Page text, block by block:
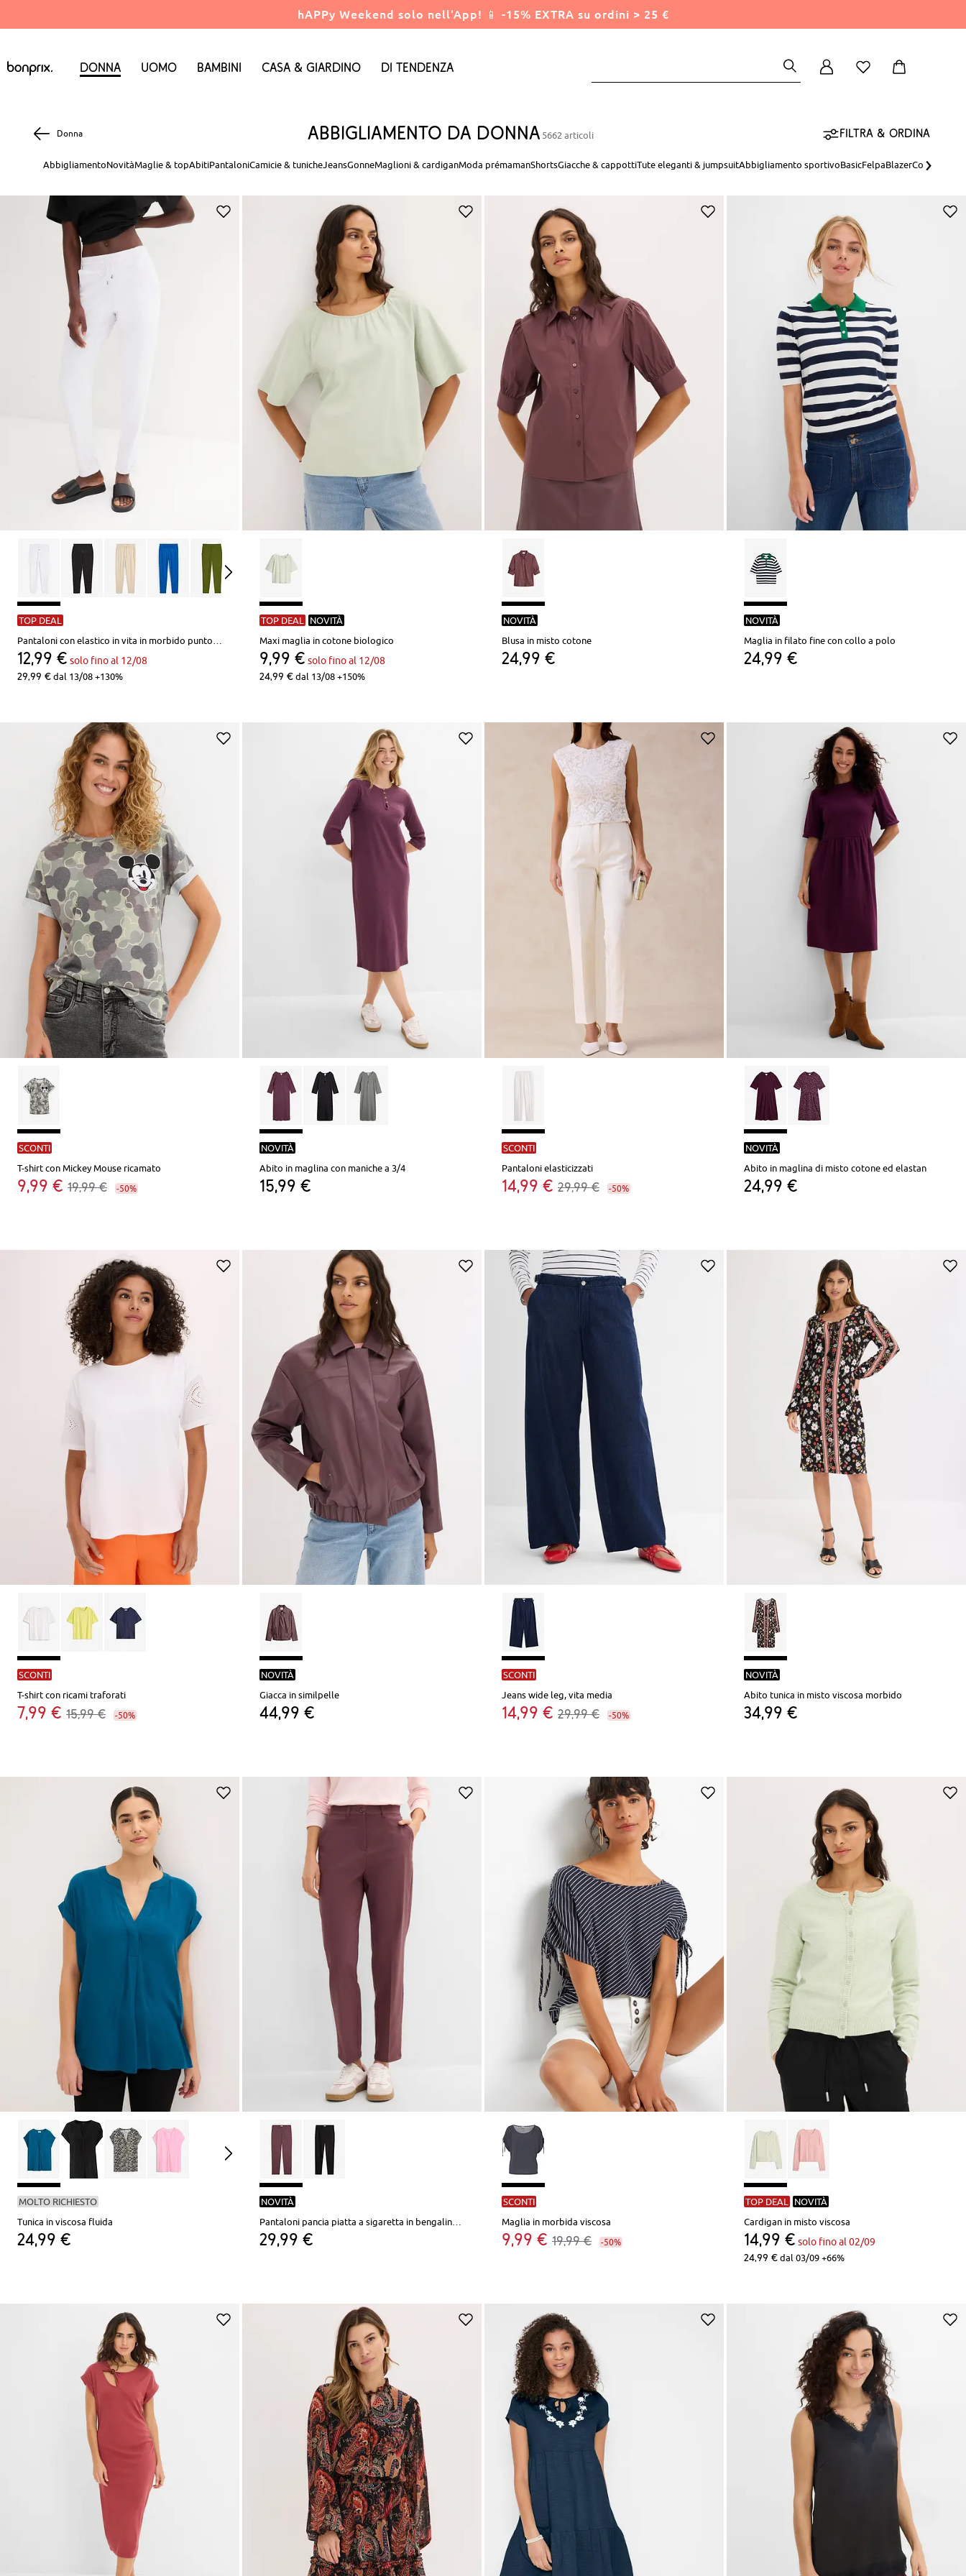
hAPPy Weekend solo nell'App! 📱 -15% EXTRA su ordini > 25 €
Donna Uomo Bambini Casa & Giardino Di tendenza
Donna Abbigliamento da donna 5662 articoli Filtra & ordina
AbbigliamentoNovitàMaglie & topAbitiPantaloniCamicie & tunicheJeansGonneMaglioni & cardiganModa prémamanShortsGiacche & cappottiTute eleganti & jumpsuitAbbigliamento sportivoBasicFelpaBlazerCompleti &
›
TOP DEAL
Pantaloni con elastico in vita in morbido punto di Roma
12,99 € solo fino al 12/08
29,99 €dal 13/08 +130%
TOP DEAL NOVITÀ
Maxi maglia in cotone biologico
9,99 € solo fino al 12/08
24,99 €dal 13/08 +150%
NOVITÀ
Blusa in misto cotone
24,99 €
NOVITÀ
Maglia in filato fine con collo a polo
24,99 €
SCONTI
T-shirt con Mickey Mouse ricamato
9,99 € 19,99 € -50%
NOVITÀ
Abito in maglina con maniche a 3/4
15,99 €
SCONTI
Pantaloni elasticizzati
14,99 € 29,99 € -50%
NOVITÀ
Abito in maglina di misto cotone ed elastan
24,99 €
SCONTI
T-shirt con ricami traforati
7,99 € 15,99 € -50%
NOVITÀ
Giacca in similpelle
44,99 €
SCONTI
Jeans wide leg, vita media
14,99 € 29,99 € -50%
NOVITÀ
Abito tunica in misto viscosa morbido
34,99 €
MOLTO RICHIESTO
Tunica in viscosa fluida
24,99 €
NOVITÀ
Pantaloni pancia piatta a sigaretta in bengalina elasticizzata
29,99 €
SCONTI
Maglia in morbida viscosa
9,99 € 19,99 € -50%
TOP DEAL NOVITÀ
Cardigan in misto viscosa
14,99 € solo fino al 02/09
24,99 €dal 03/09 +66%